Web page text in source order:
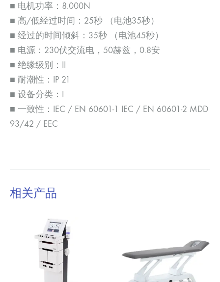
■ 电机功率：8.000N
■ 高/低经过时间：25秒 （电池35秒）
■ 经过的时间倾斜：35秒 （电池45秒）
■ 电源：230伏交流电，50赫兹，0.8安
■ 绝缘级别：II
■ 耐潮性：IP 21
■ 设备分类：I
■ 一致性：IEC / EN 60601-1 IEC / EN 60601-2 MDD
93/42 / EEC
相关产品